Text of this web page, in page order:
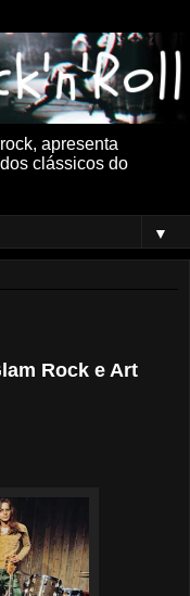
apresenta
clássicos do
▼
Rock e Art